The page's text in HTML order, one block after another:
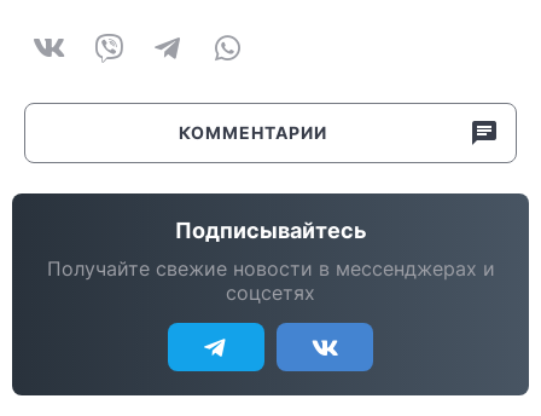
КОММЕНТАРИИ
Подписывайтесь
Получайте свежие новости в мессенджерах и
соцсетях